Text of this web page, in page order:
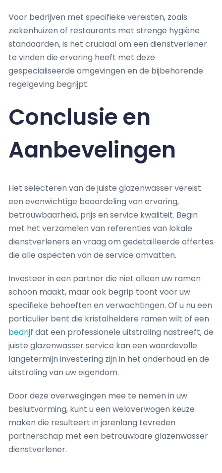
Voor bedrijven met specifieke vereisten, zoals
ziekenhuizen of restaurants met strenge hygiëne
standaarden, is het cruciaal om een dienstverlener
te vinden die ervaring heeft met deze
gespecialiseerde omgevingen en de bijbehorende
regelgeving begrijpt.
Conclusie en
Aanbevelingen
Het selecteren van de juiste glazenwasser vereist
een evenwichtige beoordeling van ervaring,
betrouwbaarheid, prijs en service kwaliteit. Begin
met het verzamelen van referenties van lokale
dienstverleners en vraag om gedetailleerde offertes
die alle aspecten van de service omvatten.
Investeer in een partner die niet alleen uw ramen
schoon maakt, maar ook begrip toont voor uw
specifieke behoeften en verwachtingen. Of u nu een
particulier bent die kristalheldere ramen wilt of een
bedrijf dat een professionele uitstraling nastreeft, de
juiste glazenwasser service kan een waardevolle
langetermijn investering zijn in het onderhoud en de
uitstraling van uw eigendom.
Door deze overwegingen mee te nemen in uw
besluitvorming, kunt u een weloverwogen keuze
maken die resulteert in jarenlang tevreden
partnerschap met een betrouwbare glazenwasser
dienstverlener.